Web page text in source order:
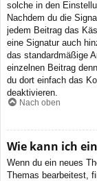
solche in den
Nachdem du die
jedem Beitrag das
eine Signatur auch
das standardmäßige
einzelnen Beitrag
du dort einfach das
deaktivieren.
Nach oben
Wie kann ich
Wenn du ein neues
Themas bearbeitest,